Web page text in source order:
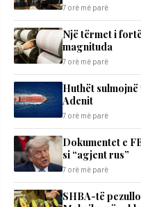
7 orë më parë
Një tërmet i
magnituda
7 orë më parë
Huthët
Adenit
7 orë më parë
Dokumentet e
si “agjent rus”
7 orë më parë
SHBA-të